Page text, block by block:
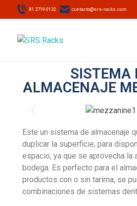
81 2719 0132 contacto@srs-racks.com
SISTEMAS DE ALMACENAJE
SERVICIOS
SISTEMA
ALMACENAJE
Este un sistema de almacenaje
duplicar la superficie, para
espacio, ya que se aprovecha la
bodega. Es perfecto para el
productos con o sin tarima, se
combinaciones de sistemas